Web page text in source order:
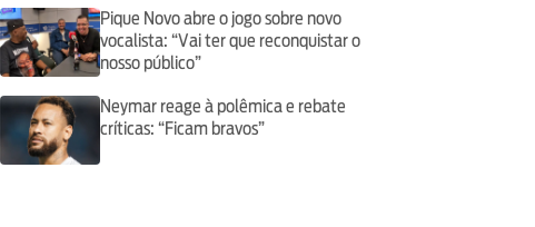
Pique Novo abre o jogo sobre novo
vocalista: “Vai ter que reconquistar o
nosso público”
Neymar reage à polêmica e rebate
críticas: “Ficam bravos”